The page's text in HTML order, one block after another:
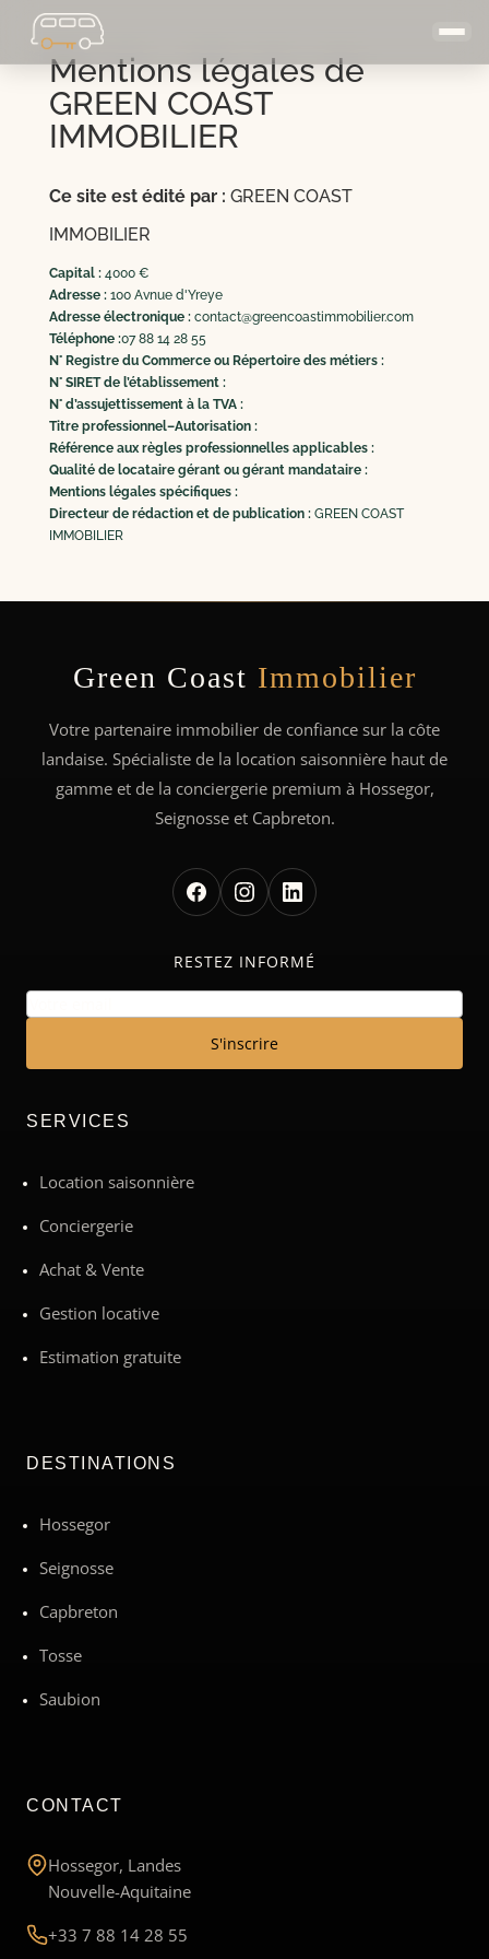
Mentions légales de
GREEN COAST
IMMOBILIER
Ce site est édité par : GREEN COAST
IMMOBILIER
Capital : 4000 €
Adresse : 100 Avnue d'Yreye
Adresse électronique : contact@greencoastimmobilier.com
Téléphone :07 88 14 28 55
N° Registre du Commerce ou Répertoire des métiers :
N° SIRET de l’établissement :
N° d’assujettissement à la TVA :
Titre professionnel–Autorisation :
Référence aux règles professionnelles applicables :
Qualité de locataire gérant ou gérant mandataire :
Mentions légales spécifiques :
Directeur de rédaction et de publication : GREEN COAST
IMMOBILIER
Green Coast Immobilier
Votre partenaire immobilier de confiance sur la côte
landaise. Spécialiste de la location saisonnière haut de
gamme et de la conciergerie premium à Hossegor,
Seignosse et Capbreton.
RESTEZ INFORMÉ
S'inscrire
SERVICES
Location saisonnière
Conciergerie
Achat & Vente
Gestion locative
Estimation gratuite
DESTINATIONS
Hossegor
Seignosse
Capbreton
Tosse
Saubion
CONTACT
Hossegor, Landes
Nouvelle-Aquitaine
+33 7 88 14 28 55